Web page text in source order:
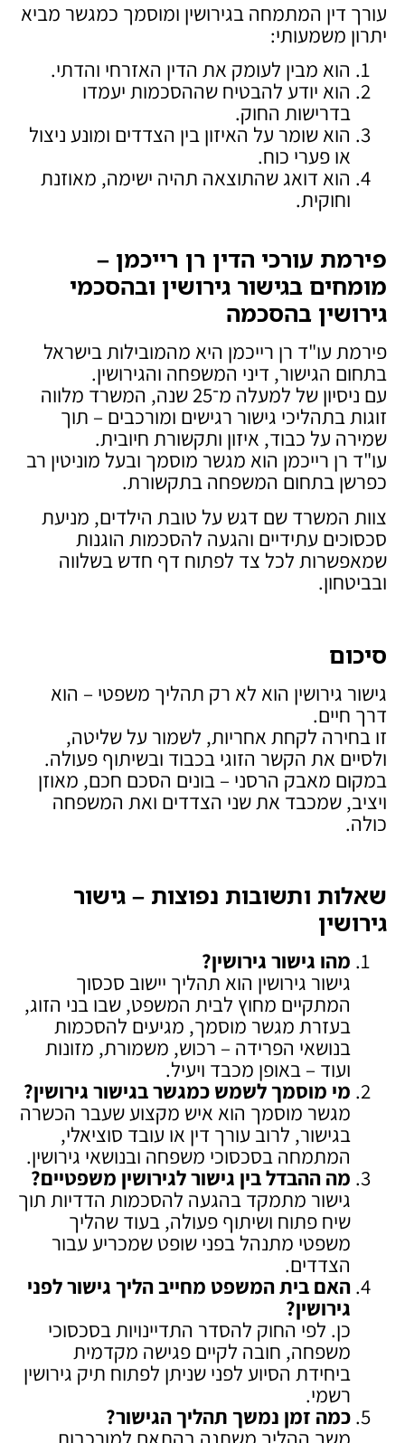
עורך דין המתמחה בגירושין ומוסמך כמגשר מביא
יתרון משמעותי:
הוא מבין לעומק את הדין האזרחי והדתי.
הוא יודע להבטיח שההסכמות יעמדו
בדרישות החוק.
הוא שומר על האיזון בין הצדדים ומונע ניצול
או פערי כוח.
הוא דואג שהתוצאה תהיה ישימה, מאוזנת
וחוקית.
פירמת עורכי הדין רן רייכמן –
מומחים בגישור גירושין ובהסכמי
גירושין בהסכמה
פירמת עו"ד רן רייכמן היא מהמובילות בישראל
בתחום הגישור, דיני המשפחה והגירושין.
עם ניסיון של למעלה מ־25 שנה, המשרד מלווה
זוגות בתהליכי גישור רגישים ומורכבים – תוך
שמירה על כבוד, איזון ותקשורת חיובית.
עו"ד רן רייכמן הוא מגשר מוסמך ובעל מוניטין רב
כפרשן בתחום המשפחה בתקשורת.
צוות המשרד שם דגש על טובת הילדים, מניעת
סכסוכים עתידיים והגעה להסכמות הוגנות
שמאפשרות לכל צד לפתוח דף חדש בשלווה
ובביטחון.
סיכום
גישור גירושין הוא לא רק תהליך משפטי – הוא
דרך חיים.
זו בחירה לקחת אחריות, לשמור על שליטה,
ולסיים את הקשר הזוגי בכבוד ובשיתוף פעולה.
במקום מאבק הרסני – בונים הסכם חכם, מאוזן
ויציב, שמכבד את שני הצדדים ואת המשפחה
כולה.
שאלות ותשובות נפוצות – גישור
גירושין
מהו גישור גירושין?
גישור גירושין הוא תהליך יישוב סכסוך
המתקיים מחוץ לבית המשפט, שבו בני הזוג,
בעזרת מגשר מוסמך, מגיעים להסכמות
בנושאי הפרידה – רכוש, משמורת, מזונות
ועוד – באופן מכבד ויעיל.
מי מוסמך לשמש כמגשר בגישור גירושין?
מגשר מוסמך הוא איש מקצוע שעבר הכשרה
בגישור, לרוב עורך דין או עובד סוציאלי,
המתמחה בסכסוכי משפחה ובנושאי גירושין.
מה ההבדל בין גישור לגירושין משפטיים?
גישור מתמקד בהגעה להסכמות הדדיות תוך
שיח פתוח ושיתוף פעולה, בעוד שהליך
משפטי מתנהל בפני שופט שמכריע עבור
הצדדים.
האם בית המשפט מחייב הליך גישור לפני
גירושין?
כן. לפי החוק להסדר התדיינויות בסכסוכי
משפחה, חובה לקיים פגישה מקדמית
ביחידת הסיוע לפני שניתן לפתוח תיק גירושין
רשמי.
כמה זמן נמשך תהליך הגישור?